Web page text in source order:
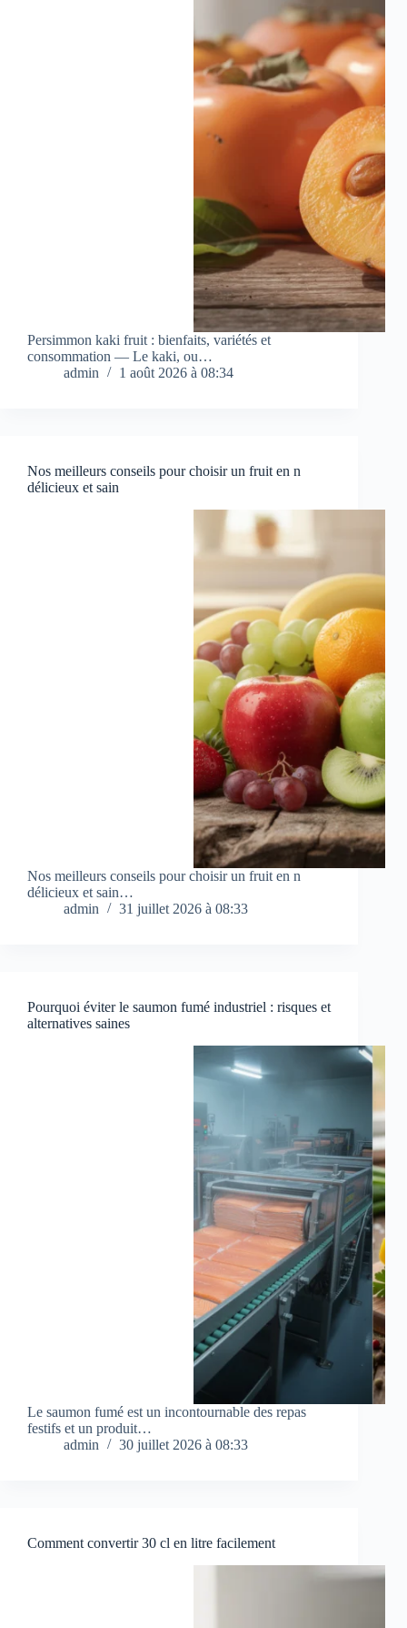
Persimmon kaki fruit : bienfaits, variétés et
consommation — Le kaki, ou…
admin
1 août 2026 à 08:34
Nos meilleurs conseils pour choisir un fruit en n
délicieux et sain
Nos meilleurs conseils pour choisir un fruit en n
délicieux et sain…
admin
31 juillet 2026 à 08:33
Pourquoi éviter le saumon fumé industriel : risques et
alternatives saines
Le saumon fumé est un incontournable des repas
festifs et un produit…
admin
30 juillet 2026 à 08:33
Comment convertir 30 cl en litre facilement